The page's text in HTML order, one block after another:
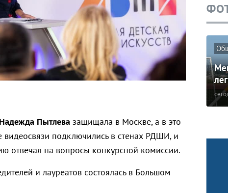
Надежда Пытлева защищала в Москве, а в это
подключились в стенах РДШИ, и
отвечал на вопросы конкурсной комиссии.
и лауреатов состоялась в Большом